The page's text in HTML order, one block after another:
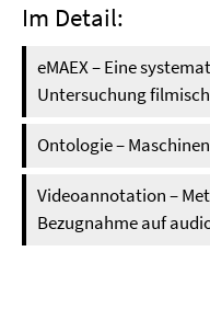
Im Detail:
eMAEX – Eine
Untersuchung
Ontologie –
Videoannotation –
Bezugnahme auf